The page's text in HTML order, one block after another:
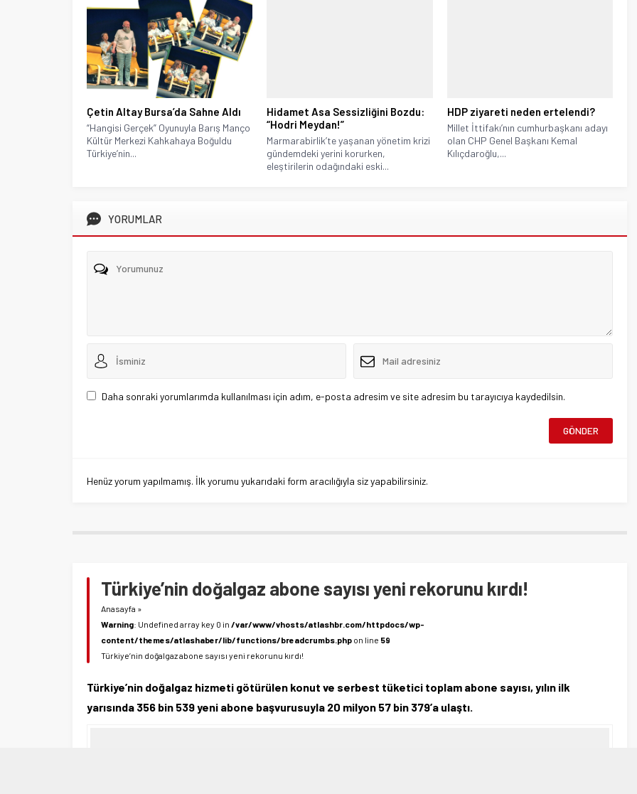
Çetin Altay Bursa’da Sahne Aldı
“Hangisi Gerçek” Oyunuyla Barış Manço
Kültür Merkezi Kahkahaya Boğuldu
Türkiye’nin...
Hidamet Asa Sessizliğini Bozdu:
“Hodri Meydan!”
Marmarabirlik’te yaşanan yönetim krizi
gündemdeki yerini korurken,
eleştirilerin odağındaki eski...
HDP ziyareti neden ertelendi?
Millet İttifakı’nın cumhurbaşkanı adayı
olan CHP Genel Başkanı Kemal
Kılıçdaroğlu,...
YORUMLAR
Daha sonraki yorumlarımda kullanılması için adım, e-posta adresim ve site adresim bu tarayıcıya kaydedilsin.
Henüz yorum yapılmamış. İlk yorumu yukarıdaki form aracılığıyla siz yapabilirsiniz.
Türkiye’nin doğalgaz abone sayısı yeni rekorunu kırdı!
Anasayfa »
Warning: Undefined array key 0 in /var/www/vhosts/atlashbr.com/httpdocs/wp-
content/themes/atlashaber/lib/functions/breadcrumbs.php on line 59
Türkiye’nin doğalgaz abone sayısı yeni rekorunu kırdı!
Türkiye’nin doğalgaz hizmeti götürülen konut ve serbest tüketici toplam abone sayısı, yılın ilk
yarısında 356 bin 539 yeni abone başvurusuyla 20 milyon 57 bin 379’a ulaştı.